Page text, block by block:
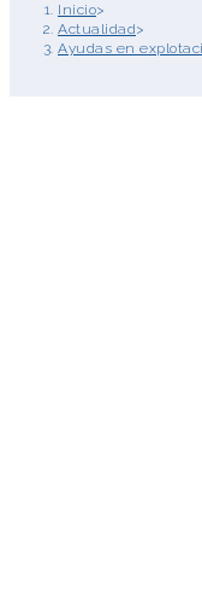
Inicio>
Actualidad>
Ayudas en